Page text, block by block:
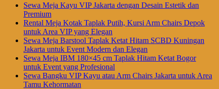
Sewa Meja Kayu VIP Jakarta dengan Desain Estetik dan
Premium
Rental Meja Kotak Taplak Putih, Kursi Arm Chairs Depok
untuk Area VIP yang Elegan
Sewa Meja Barstool Taplak Ketat Hitam SCBD Kuningan
Jakarta untuk Event Modern dan Elegan
Sewa Meja IBM 180×45 cm Taplak Hitam Ketat Bogor
untuk Event yang Profesional
Sewa Bangku VIP Kayu atau Arm Chairs Jakarta untuk Area
Tamu Kehormatan